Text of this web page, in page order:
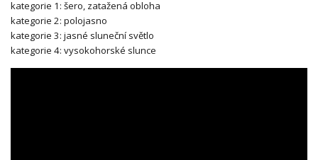
kategorie 1: šero, zatažená obloha
kategorie 2: polojasno
kategorie 3: jasné sluneční světlo
kategorie 4: vysokohorské slunce